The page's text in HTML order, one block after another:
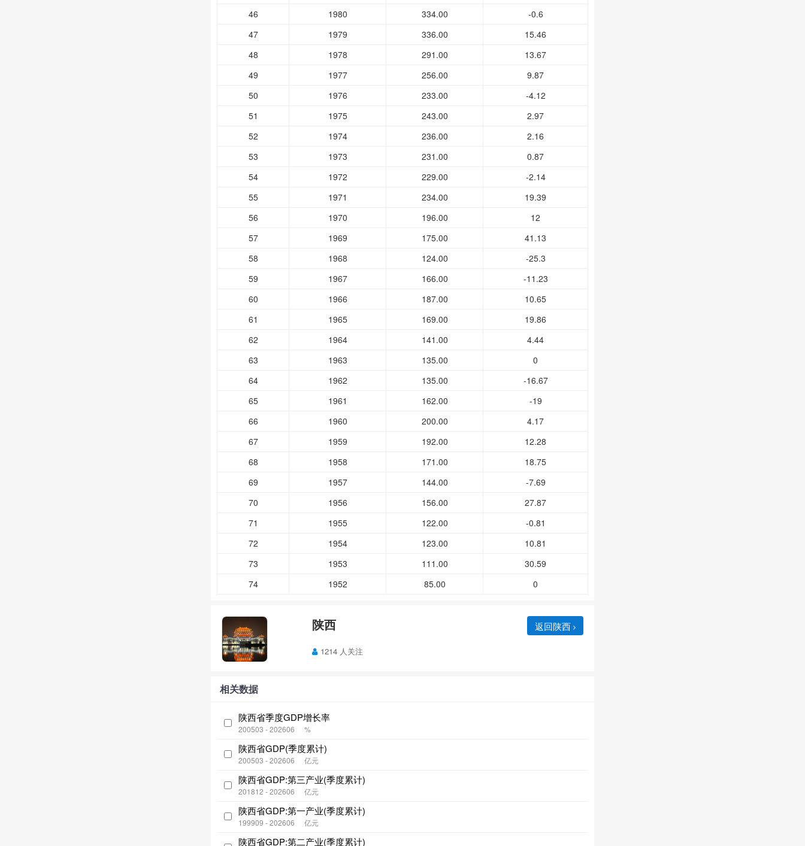
46
1980 334.00
-0.6
47
1979 336.00
15.46
48
1978 291.00
13.67
49
1977 256.00
9.87
50
1976 233.00
-4.12
51
1975 243.00
2.97
52
1974 236.00
2.16
53
1973 231.00
0.87
54
1972 229.00
-2.14
55
1971 234.00
19.39
56
1970 196.00
12
57
1969 175.00
41.13
58
1968 124.00
-25.3
59
1967 166.00
-11.23
60
1966 187.00
10.65
61
1965 169.00
19.86
62
1964 141.00
4.44
63
1963 135.00
0
64
1962 135.00
-16.67
65
1961 162.00
-19
66
1960 200.00
4.17
67
1959 192.00
12.28
68
1958 171.00
18.75
69
1957 144.00
-7.69
70
1956 156.00
27.87
71
1955 122.00
-0.81
72
1954 123.00
10.81
73
1953 111.00
30.59
74
1952 85.00 0
陕西 返回陕西
1214 人关注
相关数据
陕西省季度GDP增长率
200503 - 202606 %
陕西省GDP(季度累计)
200503 - 202606 亿元
陕西省GDP:第三产业(季度累计)
201812 - 202606 亿元
陕西省GDP:第一产业(季度累计)
199909 - 202606 亿元
陕西省GDP:第二产业(季度累计)